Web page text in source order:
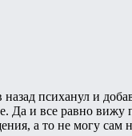
назад психанул и
Да и все равно вижу
а то не могу сам